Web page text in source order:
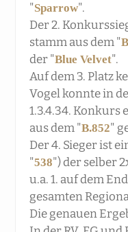
"Sparrow".
Der 2.
stamm aus dem "
der "Blue Velvet".
Auf dem 3. Platz
Vogel konnte in
1.3.4.34.
aus dem "B.852"
Der 4. Sieger ist
"538") der selber
u.a. 1. auf dem
gesamten
Die genauen